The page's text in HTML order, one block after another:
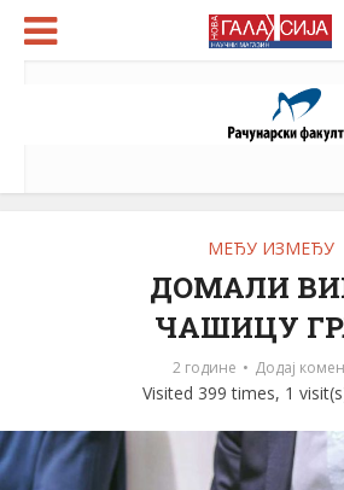
МЕЂУ ИЗМЕЂУ
ДОМАЛИ
ЧАШИЦУ
2 године Додај
Visited 399 times, 1